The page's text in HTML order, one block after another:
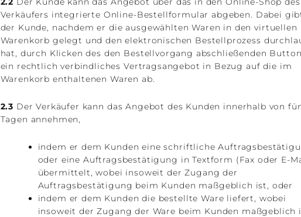
Verkäufers integrierte Online-Bestellformular abgeben. Dabei
der Kunde, nachdem er die ausgewählten Waren in den virtuellen
Warenkorb gelegt und den elektronischen Bestellprozess
hat, durch Klicken des den Bestellvorgang abschließenden
ein rechtlich verbindliches Vertragsangebot in Bezug auf die im
Warenkorb enthaltenen Waren ab.
2.3 Der Verkäufer kann das Angebot des Kunden innerhalb von
Tagen annehmen,
indem er dem Kunden eine schriftliche
oder eine Auftragsbestätigung in Textform (Fax oder E-
übermittelt, wobei insoweit der Zugang der
Auftragsbestätigung beim Kunden maßgeblich ist, oder
indem er dem Kunden die bestellte Ware liefert, wobei
insoweit der Zugang der Ware beim Kunden maßgeblich